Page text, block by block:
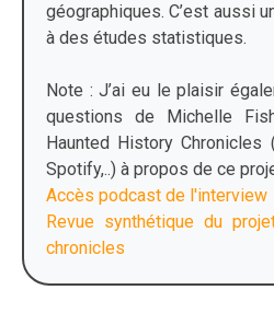
géographiques. C’est aussi
à des études statistiques.
Note : J’ai eu le plaisir
questions de Michelle
Haunted History
Spotify,..) à propos de ce
Accès podcast de l'interview
Revue synthétique du
chronicles